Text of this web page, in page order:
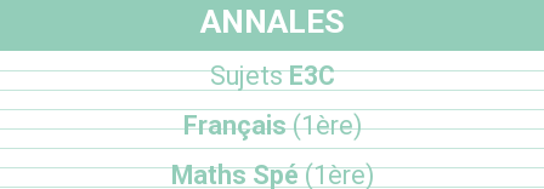
ANNALES
SujetsE3C
Français(1ère)
Maths Spé(1ère)